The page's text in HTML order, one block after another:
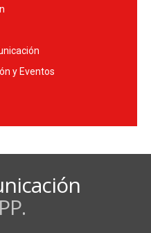
y Eventos